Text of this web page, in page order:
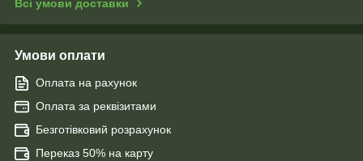
Всі умови доставки
Умови оплати
Оплата на рахунок
Оплата за реквізитами
Безготівковий розрахунок
Переказ 50% на карту